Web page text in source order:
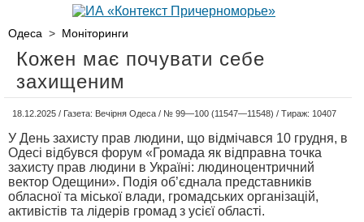
Одеса > Моніторинги
Кожен має почувати себе
захищеним
18.12.2025 / Газета: Вечірня Одеса / № 99—100 (11547—11548) / Тираж: 10407
У День захисту прав людини, що відмічався 10 грудня, в
Одесі відбувся форум «Громада як відправна точка
захисту прав людини в Україні: людиноцентричний
вектор Одещини». Подія об’єднала представників
обласної та міської влади, громадських організацій,
активістів та лідерів громад з усієї області.